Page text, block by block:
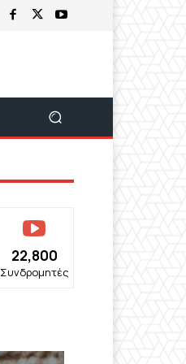
22,800
Συνδρομητές